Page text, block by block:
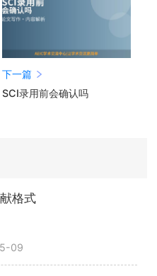
下一篇
SCI录用前会确认吗
格式
09